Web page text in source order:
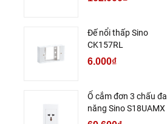
Đế nổi thấp Sino
CK157RL
6.000₫
Ổ cắm đơn 3 chấu đa
năng Sino S18UAMX